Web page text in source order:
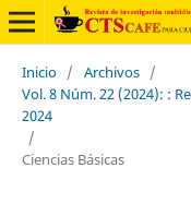
Inicio / Archivos /
Vol. 8 Núm. 22 (2024): :
2024
/
Ciencias Básicas